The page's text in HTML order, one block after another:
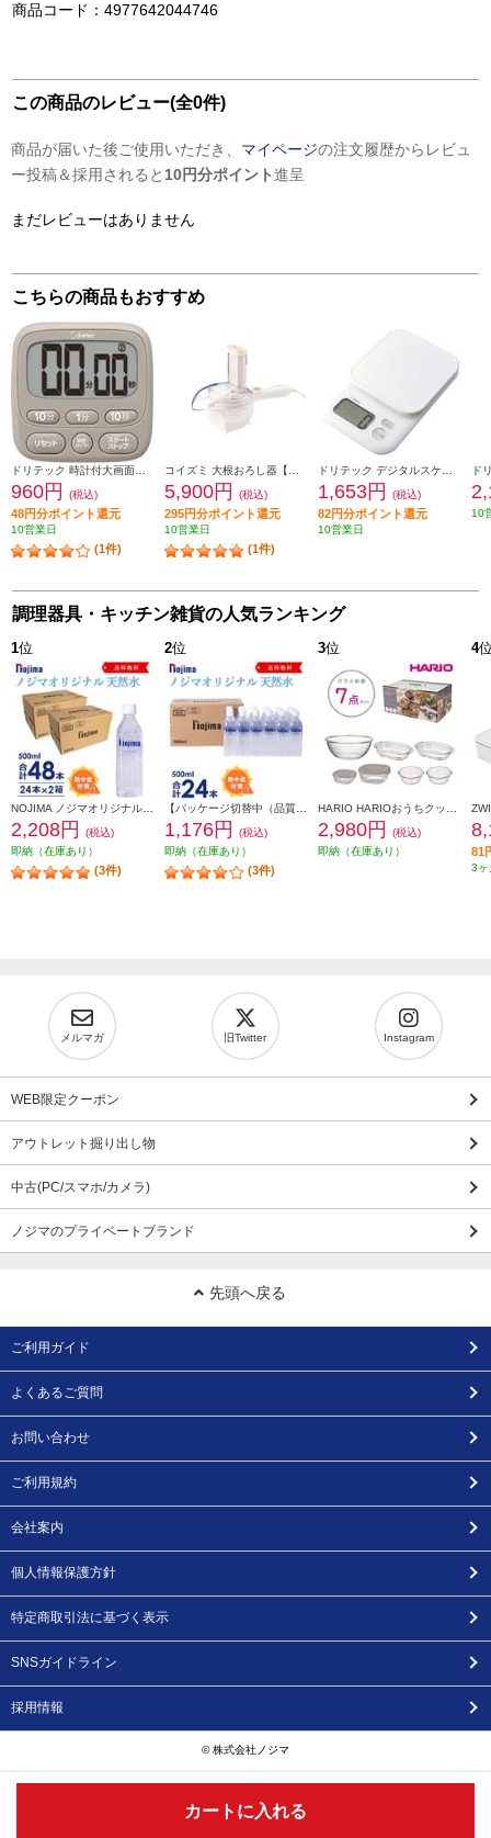
カートに入れる
商品コード：4977642044746
この商品のレビュー(全0件)
商品が届いた後ご使用いただき、 マイページの注文履歴からレビュ
ー投稿＆採用されると 10円分ポイント進呈
まだレビューはありません
こちらの商品もおすすめ
960円 (税込)
48円分ポイント還元
10営業日
(1件)
5,900円 (税込)
295円分ポイント還元
10営業日
(1件)
1,653円 (税込)
82円分ポイント還元
10営業日
10
調理器具・キッチン雑貨の人気ランキング
1位
2,208円
(税込)
即納（在庫あり）
(3件)
2位
1,176円
(税込)
即納（在庫あり）
(3件)
3位
2,980円
(税込)
即納（在庫あり）
4
81
3ヶ
メルマガ 旧Twitter Instagram
WEB限定クーポン
アウトレット掘り出し物
中古(PC/スマホ/カメラ)
ノジマのプライベートブランド
先頭へ戻る
ご利用ガイド
よくあるご質問
お問い合わせ
ご利用規約
会社案内
個人情報保護方針
特定商取引法に基づく表示
SNSガイドライン
採用情報
© 株式会社ノジマ